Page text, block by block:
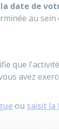
date de
au sein
que
avez
ou saisit la